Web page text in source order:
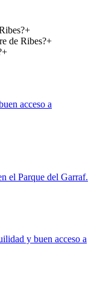
+
de Ribes?+
+
acceso a
el Parque del Garraf.
y buen acceso a